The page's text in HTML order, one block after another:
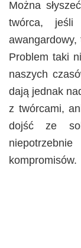
Można
twórca,
awangardowy,
Problem taki
naszych
dają jednak
z twórcami,
dojść ze
kompromisów.